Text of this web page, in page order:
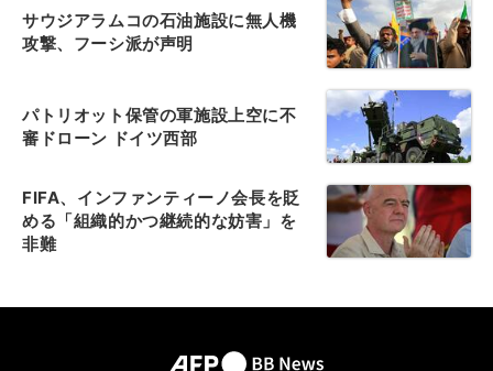
サウジアラムコの石油施設に無人機
攻撃、フーシ派が声明
パトリオット保管の軍施設上空に不
審ドローン ドイツ西部
FIFA、インファンティーノ会長を貶
める「組織的かつ継続的な妨害」を
非難